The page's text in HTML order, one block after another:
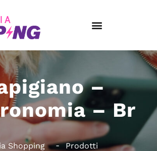
–
– Br
Shopping
Prodotti